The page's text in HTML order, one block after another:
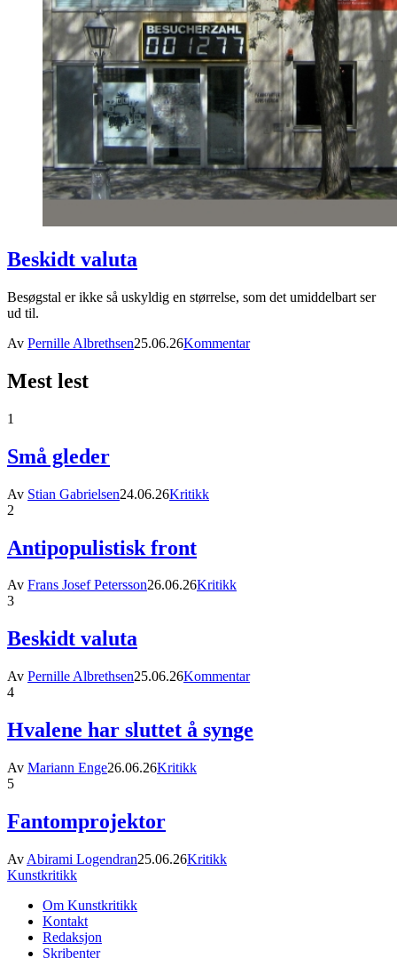
Beskidt valuta
Besøgstal er ikke så uskyldig en størrelse, som det umiddelbart ser
ud til.
Av Pernille Albrethsen25.06.26Kommentar
Mest lest
1
Små gleder
Av Stian Gabrielsen24.06.26Kritikk
2
Antipopulistisk front
Av Frans Josef Petersson26.06.26Kritikk
3
Beskidt valuta
Av Pernille Albrethsen25.06.26Kommentar
4
Hvalene har sluttet å synge
Av Mariann Enge26.06.26Kritikk
5
Fantomprojektor
Av Abirami Logendran25.06.26Kritikk
Kunstkritikk
Om Kunstkritikk
Kontakt
Redaksjon
Skribenter